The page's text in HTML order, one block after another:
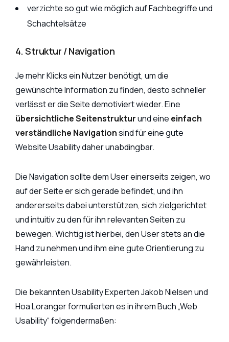
verzichte so gut wie möglich auf Fachbegriffe und
Schachtelsätze
4. Struktur / Navigation
Je mehr Klicks ein Nutzer benötigt, um die
gewünschte Information zu finden, desto schneller
verlässt er die Seite demotiviert wieder. Eine
übersichtliche Seitenstrukturund eine einfach
verständliche Navigationsind für eine gute
Website Usability daher unabdingbar.
Die Navigation sollte dem User einerseits zeigen, wo
auf der Seite er sich gerade befindet, und ihn
andererseits dabei unterstützen, sich zielgerichtet
und intuitiv zu den für ihn relevanten Seiten zu
bewegen. Wichtig ist hierbei, den User stets an die
Hand zu nehmen und ihm eine gute Orientierung zu
gewährleisten.
Die bekannten Usability Experten Jakob Nielsen und
Hoa Loranger formulierten es in ihrem Buch „Web
Usability“ folgendermaßen: